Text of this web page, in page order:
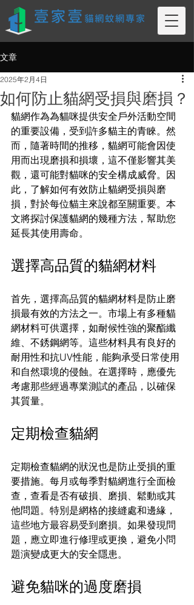
文章
如何防止貓網受損與磨損？
2025年2月4日
貓網作為為貓咪提供安全戶外活動空間
的重要設備，受到許多貓主的青睞。然
而，隨著時間的推移，貓網可能會因使
用而出現磨損和損壞，這不僅影響其美
觀，還可能對貓咪的安全構成威脅。因
此，了解如何有效防止貓網受損與磨
損，對於每位貓主來說都至關重要。本
文將探討保護貓網的幾種方法，幫助您
延長其使用壽命。
選擇高品質的貓網材料
首先，選擇高品質的貓網材料是防止磨
損最有效的方法之一。市場上有多種貓
網材料可供選擇，如耐候性強的聚酯纖
維、不銹鋼網等。這些材料具有良好的
耐用性和抗UV性能，能夠承受日常使用
和自然環境的侵蝕。在選擇時，應優先
考慮那些經過專業測試的產品，以確保
其質量。
定期檢查貓網
定期檢查貓網的狀況也是防止受損的重
要措施。每月或每季對貓網進行全面檢
查，查看是否有破損、磨損、鬆動或其
他問題。特別是網格的接縫處和邊緣，
這些地方最容易受到磨損。如果發現問
題，應立即進行修理或更換，避免小問
題演變成更大的安全隱患。
避免貓咪的過度磨損